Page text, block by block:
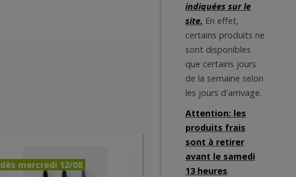
dès mercredi 12/08
indiquées sur le
site. En effet,
certains produits ne
sont disponibles
que certains jours
de la semaine selon
les jours d'arrivage.
Attention: les
produits frais
sont à retirer
avant le samedi
13 heures.